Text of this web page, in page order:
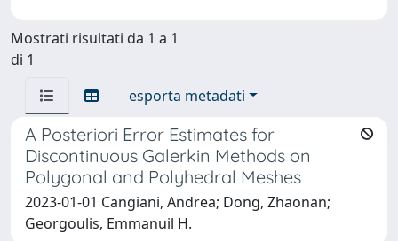
Mostrati risultati da 1 a 1
di 1
esporta metadati
A Posteriori Error Estimates for
Discontinuous Galerkin Methods on
Polygonal and Polyhedral Meshes
2023-01-01 Cangiani, Andrea; Dong, Zhaonan;
Georgoulis, Emmanuil H.